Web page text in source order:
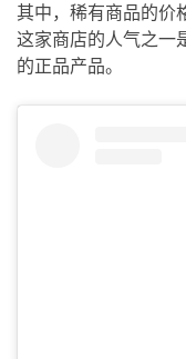
其中，稀有商品的价
这家商店的人气之一
的正品产品。